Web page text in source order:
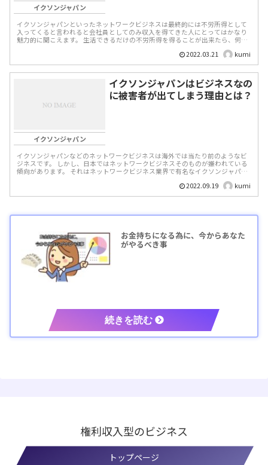
イクソンジャパン
イクソンジャパンといったネットワークビジネスは最終的には不労所得として
入ってくると言われると会社員としてのみ収入を得てきた人にとってはかなり
魅力的に聞こえます。 生活できるだけの不労所得を得ることが出来たら、何を
2022.03.21 kumi
イクソンジャパン
イクソンジャパンはビジネスなの
に被害者が出てしまう理由とは？
イクソンジャパンなどのネットワークビジネスは海外では当たり前のようなビ
ジネスです。 しかし、日本ではネットワークビジネスそのものが嫌われている
傾向があります。 それはネットワークビジネス業界で有名なイクソンジャパン
2022.09.19 kumi
お金持ちになる為に、今からあなた
がやるべき事
権利収入型のビジネス
トップページ